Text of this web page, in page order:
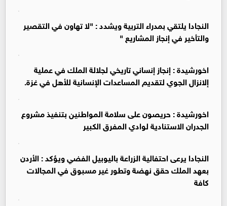
النجادا يلتقي بمدراء التربية ويشدد : "لا تهاون في التقصير
والتأخير في إنجاز المشاريع "
اخورشيدة : إنجاز إنساني تاريخي لجلالة الملك في عملية
إلانزال الجوي لتقديم المساعدات الإنسانية للأهل في غزة.
اخورشيدة : حريصون على سلامة المواطنين بتنفيذ مشروع
الجدران الاستنادية لوادي المفرق الكبير
النجادا يرعى احتفالية الزراعة باليوبيل الفضي ويؤكد : الأردن
بعهد الملك حقق نهضة وتطور غير مسبوق في المجالات
كافة